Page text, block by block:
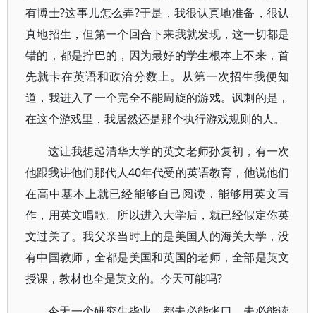
有博士?这事儿怎么弄?于是，我很认真地准备，很认
真地招生，但第一个回合下来我就发现，这一切都是
错的，都是拧巴的，因为最好的学生根本上不来，首
先就卡在英语和政治分数上。从第一次招生我便知
道，我进入了一个完全不能周旋的游戏。讽刺的是，
在这个游戏里，我居然还是那个执行游戏规则的人。
这让我想起清华大学的英文老师孙复初，有一次
他跟我讲他们那代人40年代受的英语教育，他说他们
在高中基本上就已经能够自己阅读，能够用英文写
作，用英文唱歌。所以进入大学后，就已经假定你英
文过关了。我父亲当时上的是美国人的海关大学，没
有中国教师，全都是美国和英国的老师，全部是英文
授课，教材也全是英文的。今天可能吗?